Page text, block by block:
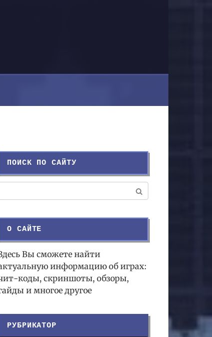
ПОИСК ПО САЙТУ
О САЙТЕ
Вы сможете найти
информацию об играх:
коды, скриншоты, обзоры,
и многое другое
РУБРИКАТОР